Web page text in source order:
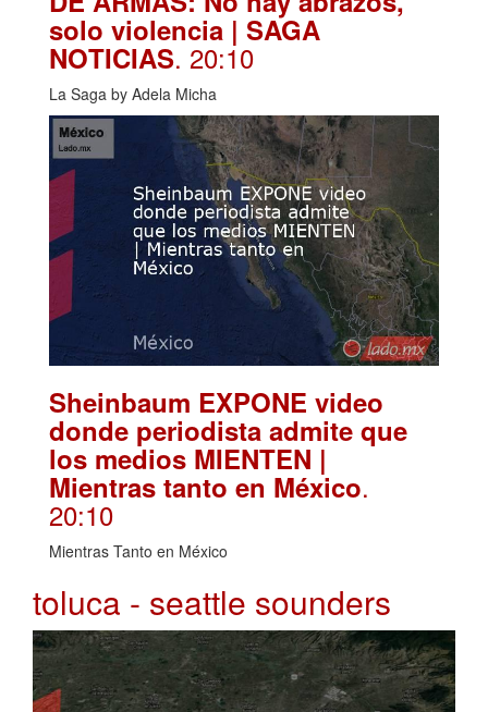
solo violencia | SAGA
NOTICIAS. 20:10
La Saga by Adela Micha
Sheinbaum EXPONE video
donde periodista admite que
los medios MIENTEN |
Mientras tanto en México.
20:10
Mientras Tanto en México
toluca - seattle sounders